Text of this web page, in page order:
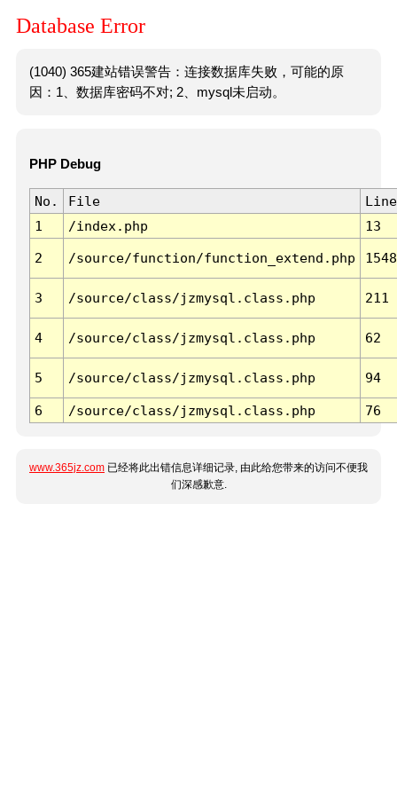
Database Error
(1040) 365建站错误警告：连接数据库失败，可能的原
因：1、数据库密码不对; 2、mysql未启动。
PHP Debug
No. File
Line
1
/index.php 13
2 /source/function/function_extend.php 1548
3 /source/class/jzmysql.class.php 211
4 /source/class/jzmysql.class.php 62
5 /source/class/jzmysql.class.php 94
6 /source/class/jzmysql.class.php 76
www.365jz.com 已经将此出错信息详细记录, 由此给您带来的访问不便我
们深感歉意.